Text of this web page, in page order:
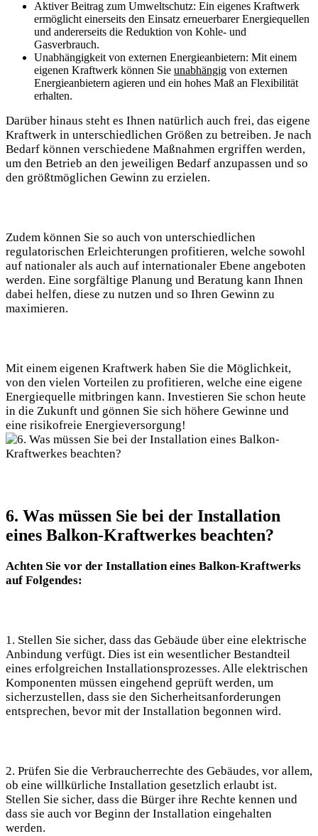
Aktiver⁢ Beitrag zum ⁣Umweltschutz: Ein eigenes ⁢Kraftwerk
ermöglicht einerseits den ‍Einsatz erneuerbarer ⁢Energiequellen
und andererseits die Reduktion von Kohle-​ und
Gasverbrauch.
Unabhängigkeit von‍ externen Energieanbietern: Mit einem
eigenen Kraftwerk können Sie unabhängig von externen
Energieanbietern agieren und⁤ ein hohes Maß an⁤ Flexibilität
⁤erhalten.
Darüber hinaus⁣ steht es Ihnen natürlich auch frei, das ‌eigene
‌Kraftwerk in unterschiedlichen Größen zu‌ betreiben. ⁣Je nach
Bedarf ‍können verschiedene Maßnahmen⁢ ergriffen werden,
um den Betrieb an ⁢den jeweiligen Bedarf‍ anzupassen und so
den größtmöglichen Gewinn zu erzielen.
Zudem können Sie so‍ auch von ⁢unterschiedlichen
regulatorischen Erleichterungen profitieren, welche sowohl
‌auf‍ nationaler als auch⁢ auf​ internationaler Ebene angeboten⁣
werden. Eine ‌sorgfältige Planung und Beratung kann⁤ Ihnen
dabei helfen, diese zu nutzen⁣ und so Ihren Gewinn ​zu
maximieren.
Mit einem ‍eigenen Kraftwerk haben Sie die Möglichkeit,
von den​ vielen Vorteilen zu profitieren, ⁣welche eine eigene
Energiequelle mitbringen⁣ kann. Investieren Sie schon heute
in die Zukunft​ und gönnen ⁣Sie sich ⁣höhere Gewinne und
eine risikofreie ‍Energieversorgung!
6. Was müssen Sie bei der Installation
⁣eines Balkon-Kraftwerkes ‍beachten?
Achten Sie vor der Installation eines Balkon-Kraftwerks
auf‍ Folgendes:
1. Stellen Sie sicher, dass das Gebäude über eine ⁣elektrische
⁤Anbindung ​verfügt. ⁤Dies ist ein wesentlicher Bestandteil
eines erfolgreichen Installationsprozesses. Alle ​elektrischen‍
Komponenten müssen eingehend geprüft‍ werden,⁢ um
sicherzustellen,⁣ dass sie den Sicherheitsanforderungen
entsprechen, bevor mit ⁣der Installation begonnen wird.
2. Prüfen‌ Sie ‍die Verbraucherrechte des Gebäudes, vor allem,
ob eine willkürliche Installation‌ gesetzlich ⁢erlaubt ist.
Stellen Sie sicher, dass ​die⁢ Bürger ihre Rechte kennen und⁣
dass sie⁤ auch vor ‍Beginn der Installation eingehalten
werden.